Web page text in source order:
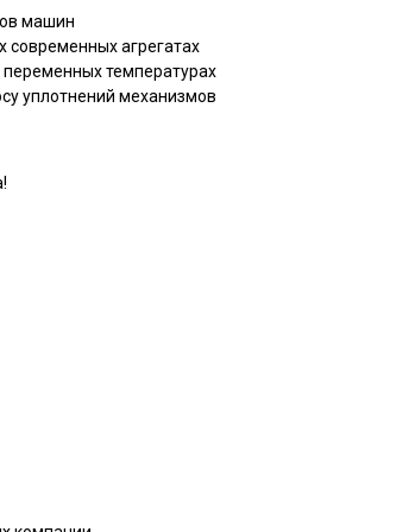
машин
агрегатах
переменных температурах
уплотнений механизмов